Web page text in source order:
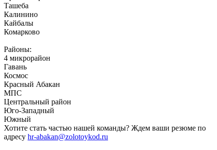
Ташеба
Калинино
Кайбалы
Комарково
Районы:
4 микрорайон
Гавань
Космос
Красный Абакан
МПС
Центральный район
Юго-Западный
Южный
Хотите стать частью нашей команды? Ждем ваши резюме по
адресу hr-abakan@zolotoykod.ru